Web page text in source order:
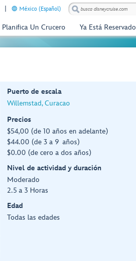
México (Español)
Planifica Un Crucero Ya Está Reservado
Puerto de escala
Willemstad, Curacao
Precios
$54,00 (de 10 años en adelante)
$44.00 (de 3 a 9 años)
$0.00 (de cero a dos años)
Nivel de actividad y duración
Moderado
2.5 a 3 Horas
Edad
Todas las edades